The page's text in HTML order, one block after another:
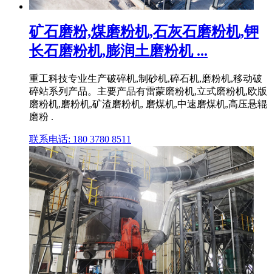
矿石磨粉,煤磨粉机,石灰石磨粉机,钾
长石磨粉机,膨润土磨粉机 ...
重工科技专业生产破碎机,制砂机,碎石机,磨粉机,移动破
碎站系列产品。主要产品有雷蒙磨粉机,立式磨粉机,欧版
磨粉机,磨粉机,矿渣磨粉机, 磨煤机,中速磨煤机,高压悬辊
磨粉 .
联系电话: 180 3780 8511